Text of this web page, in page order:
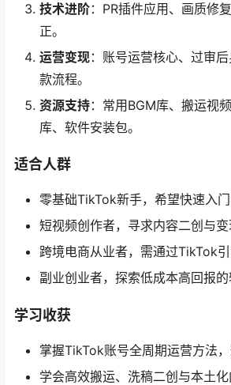
技术进阶：PR插件应用、画质修
正。
运营变现：账号运营核心、过审
款流程。
资源支持：常用BGM库、搬运视
库、软件安装包。
适合人群
零基础TikTok新手，希望快速入
短视频创作者，寻求内容二创与
跨境电商从业者，需通过TikTok
副业创业者，探索低成本高回报的
学习收获
掌握TikTok账号全周期运营方法
学会高效搬运、洗稿二创与本土